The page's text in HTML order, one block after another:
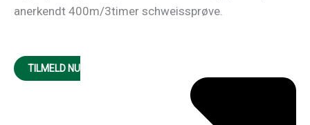
anerkendt 400m/3timer schweissprøve.
TILMELD NU